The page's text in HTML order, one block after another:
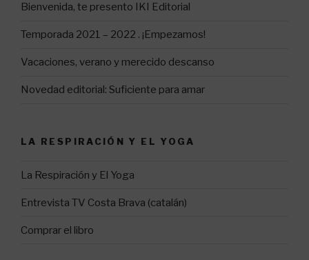
Bienvenida, te presento IKI Editorial
Temporada 2021 – 2022 . ¡Empezamos!
Vacaciones, verano y merecido descanso
Novedad editorial: Suficiente para amar
LA RESPIRACIÓN Y EL YOGA
La Respiración y El Yoga
Entrevista TV Costa Brava (catalán)
Comprar el libro